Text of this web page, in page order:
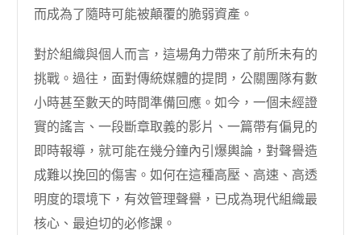
而成為了隨時可能被顛覆的脆弱資產。
對於組織與個人而言，這場角力帶來了前所未有的
挑戰。過往，面對傳統媒體的提問，公關團隊有數
小時甚至數天的時間準備回應。如今，一個未經證
實的謠言、一段斷章取義的影片、一篇帶有偏見的
即時報導，就可能在幾分鐘內引爆輿論，對聲譽造
成難以挽回的傷害。如何在這種高壓、高速、高透
明度的環境下，有效管理聲譽，已成為現代組織最
核心、最迫切的必修課。